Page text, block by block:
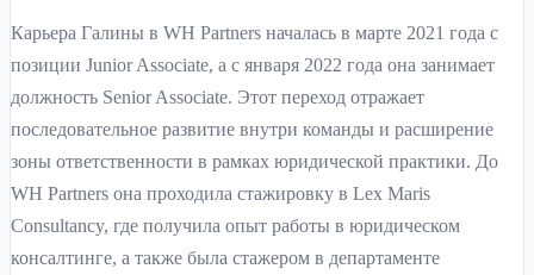
Карьера Галины в WH Partners началась в марте 2021 года с
позиции Junior Associate, а с января 2022 года она занимает
должность Senior Associate. Этот переход отражает
последовательное развитие внутри команды и расширение
зоны ответственности в рамках юридической практики. До
WH Partners она проходила стажировку в Lex Maris
Consultancy, где получила опыт работы в юридическом
консалтинге, а также была стажером в департаменте